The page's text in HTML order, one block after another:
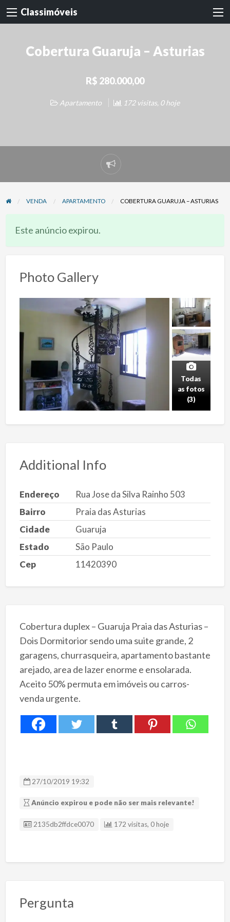
Classimóveis
Cobertura Guaruja – Asturias
R$ 280.000,00
Apartamento 172 visitas, 0 hoje
Denunciar
problema
VENDA APARTAMENTO COBERTURA GUARUJA – ASTURIAS
Este anúncio expirou.
Photo Gallery
Todas
as fotos
(3)
Additional Info
Endereço
Rua Jose da Silva Rainho 503
Bairro
Praia das Asturias
Cidade
Guaruja
Estado
São Paulo
Cep
11420390
Cobertura duplex – Guaruja Praia das Asturias –
Dois Dormitorior sendo uma suite grande, 2
garagens, churrasqueira, apartamento bastante
arejado, area de lazer enorme e ensolarada.
Aceito 50% permuta em imóveis ou carros-
venda urgente.
27/10/2019 19:32
Anúncio expirou e pode não ser mais relevante!
ID Anúncio
2135db2ffdce0070 172 visitas, 0 hoje
Pergunta